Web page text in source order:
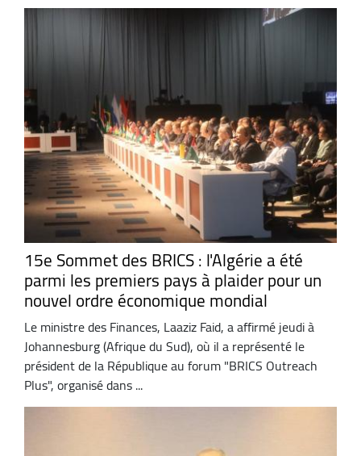
15e Sommet des BRICS : l'Algérie a été
parmi les premiers pays à plaider pour un
nouvel ordre économique mondial
Le ministre des Finances, Laaziz Faid, a affirmé jeudi à
Johannesburg (Afrique du Sud), où il a représenté le
président de la République au forum "BRICS Outreach
Plus", organisé dans ...